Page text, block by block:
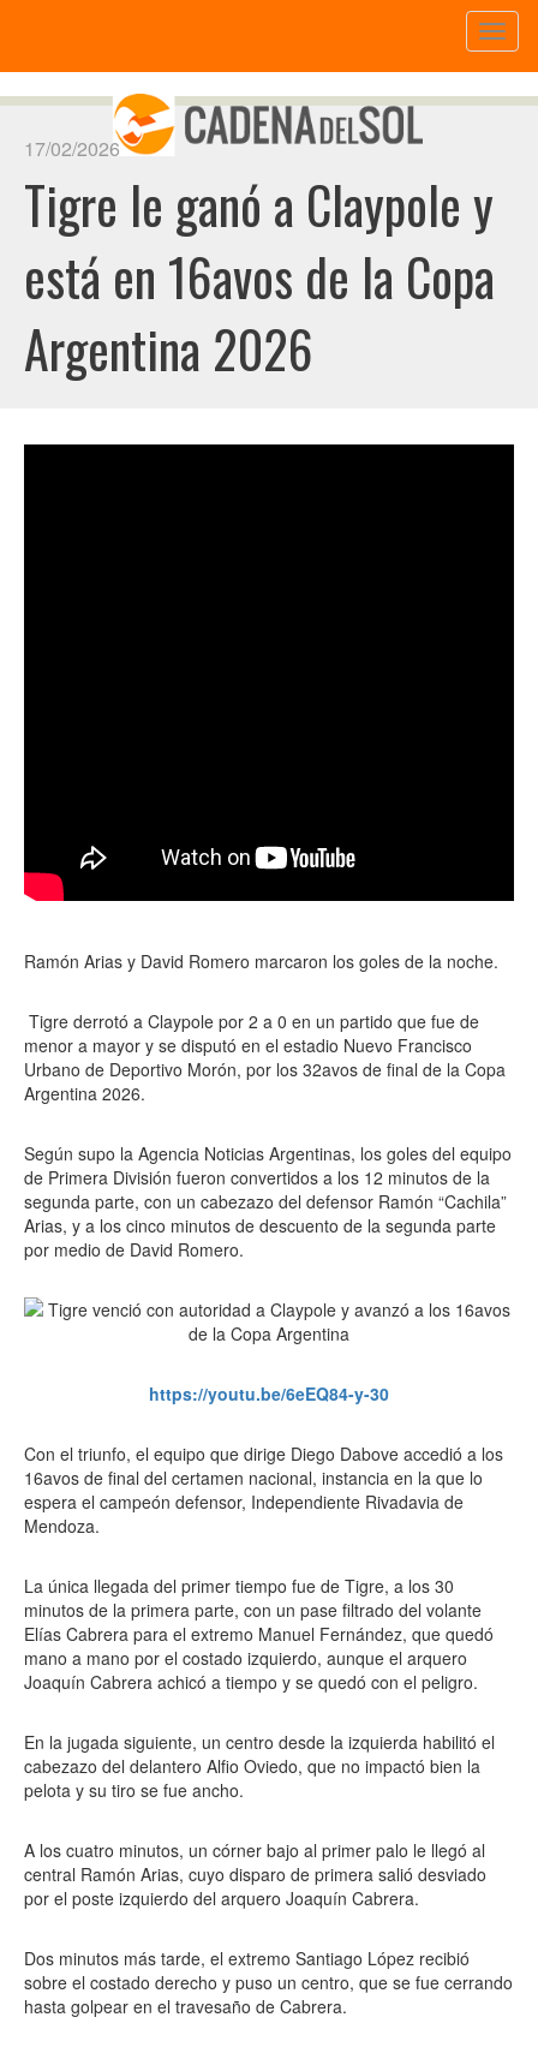
17/02/2026
Tigre le ganó a Claypole y
está en 16avos de la Copa
Argentina 2026
Ramón Arias y David Romero marcaron los goles de la noche.
Tigre derrotó a Claypole por 2 a 0 en un partido que fue de
menor a mayor y se disputó en el estadio Nuevo Francisco
Urbano de Deportivo Morón, por los 32avos de final de la Copa
Argentina 2026.
Según supo la Agencia Noticias Argentinas, los goles del equipo
de Primera División fueron convertidos a los 12 minutos de la
segunda parte, con un cabezazo del defensor Ramón “Cachila”
Arias, y a los cinco minutos de descuento de la segunda parte
por medio de David Romero.
https://youtu.be/6eEQ84-y-30
Con el triunfo, el equipo que dirige Diego Dabove accedió a los
16avos de final del certamen nacional, instancia en la que lo
espera el campeón defensor, Independiente Rivadavia de
Mendoza.
La única llegada del primer tiempo fue de Tigre, a los 30
minutos de la primera parte, con un pase filtrado del volante
Elías Cabrera para el extremo Manuel Fernández, que quedó
mano a mano por el costado izquierdo, aunque el arquero
Joaquín Cabrera achicó a tiempo y se quedó con el peligro.
En la jugada siguiente, un centro desde la izquierda habilitó el
cabezazo del delantero Alfio Oviedo, que no impactó bien la
pelota y su tiro se fue ancho.
A los cuatro minutos, un córner bajo al primer palo le llegó al
central Ramón Arias, cuyo disparo de primera salió desviado
por el poste izquierdo del arquero Joaquín Cabrera.
Dos minutos más tarde, el extremo Santiago López recibió
sobre el costado derecho y puso un centro, que se fue cerrando
hasta golpear en el travesaño de Cabrera.